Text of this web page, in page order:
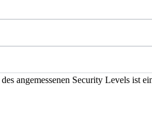
angemessenen Security Levels ist